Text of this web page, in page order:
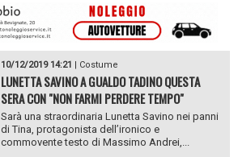
10/12/2019 14:21 Costume
LUNETTA SAVINO A GUALDO TADINO QUESTA
SERA CON "NON FARMI PERDERE TEMPO"
Sarà una straordinaria Lunetta Savino nei panni
di Tina, protagonista dell’ironico e
commovente testo di Massimo Andrei,...